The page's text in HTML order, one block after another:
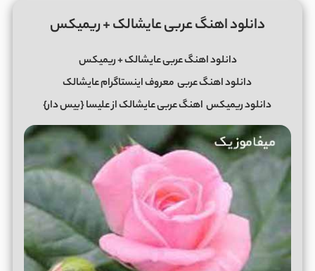
دانلود اهنگ عربی عایشالک + ریمیکس
دانلود اهنگ عربی عایشالک + ریمیکس
دانلود اهنگ عربی معروف اینستاگرام عایشالک
دانلود ریمیکس اهنگ عربی عایشالک از علیسا {بیس دار}